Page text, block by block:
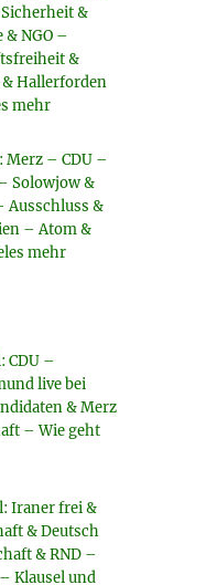
&
NGO –
&
Hallerforden
mehr
Merz – CDU –
Solowjow &
&
– Atom &
mehr
CDU –
live bei
& Merz
– Wie geht
Iraner frei &
& Deutsch
& RND –
Klausel und